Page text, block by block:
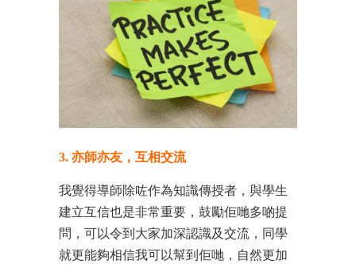
3. 亦師亦友，互相交流
我覺得導師除咗作為知識傳授者，與學生
建立互信也是非常重要，鼓勵佢哋多啲提
問，可以令到大家加深認識及交流，同學
就更能夠相信我可以幫到佢哋，自然更加